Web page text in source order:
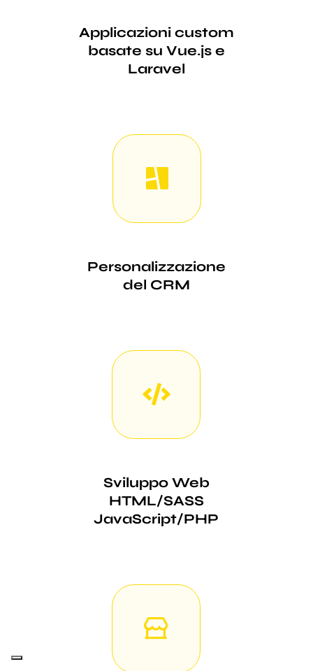
Applicazioni custom
basate su Vue.js e
Laravel
Personalizzazione
del CRM
Sviluppo Web
HTML/SASS
JavaScript/PHP